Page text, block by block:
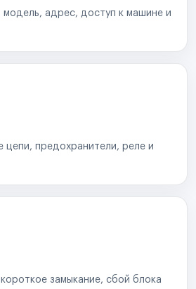
модель, адрес, доступ к машине и
цепи, предохранители, реле и
замыкание, сбой блока